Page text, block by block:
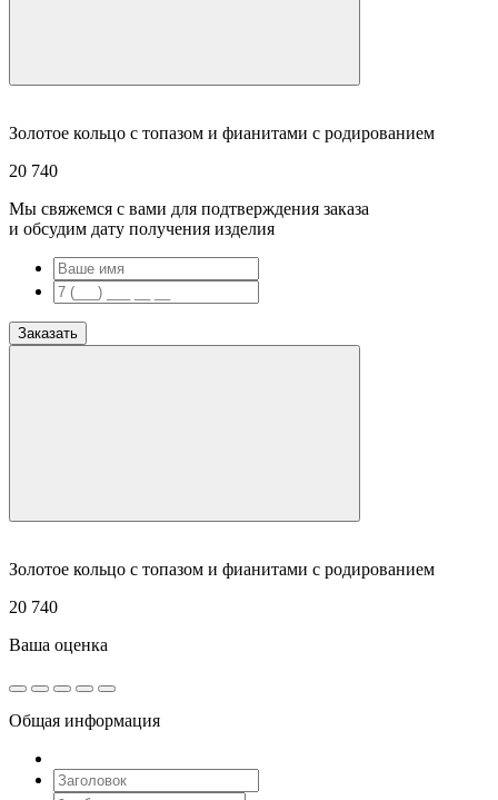
Золотое кольцо с топазом и фианитами с родированием
20 740
Мы свяжемся с вами для подтверждения заказа
и обсудим дату получения изделия
Заказать
Золотое кольцо с топазом и фианитами с родированием
20 740
Ваша оценка
Общая информация